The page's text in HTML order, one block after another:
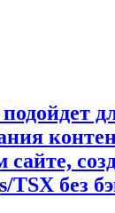
сайте,
TSX без